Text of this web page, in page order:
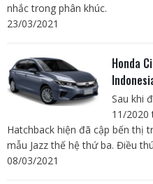
nhắc trong phân khúc.
23/03/2021
Honda
Sau khi
11/2020
Hatchback hiện đã cập bến thị
mẫu Jazz thế hệ thứ ba. Điều
08/03/2021